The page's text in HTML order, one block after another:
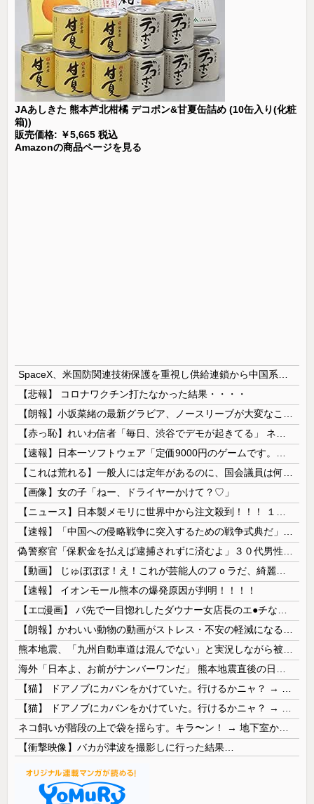
JAあしきた 熊本芦北柑橘 デコポン&甘夏缶詰め (10缶入り(化粧
箱))
販売価格: ￥5,665 税込
Amazonの商品ページを見る
【悲報】 コロナワクチン打たなかった結果・・・・
【画像】女の子「ねー、ドライヤーかけて？♡」
【速報】 イオンモール熊本の爆発原因が判明！！！！
【衝撃映像】バカが津波を撮影しに行った結果…